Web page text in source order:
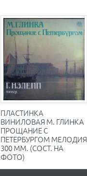
ПЛАСТИНКА
ВИНИЛОВАЯ М. ГЛИНКА
ПРОЩАНИЕ С
ПЕТЕРБУРГОМ МЕЛОДИЯ
300 ММ. (СОСТ. НА
ФОТО)